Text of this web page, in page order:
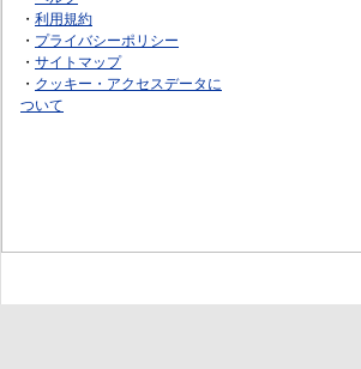
・ 利用規約
・ プライバシーポリシー
・ サイトマップ
・ クッキー・アクセスデータに
ついて